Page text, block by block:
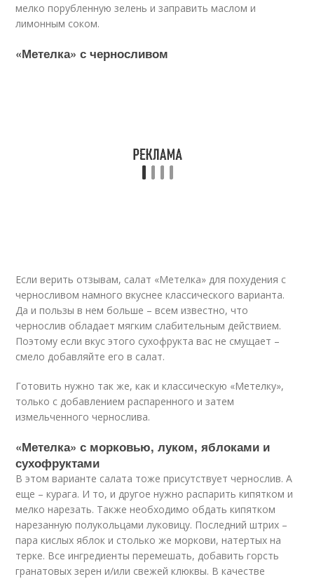
мелко порубленную зелень и заправить маслом и
лимонным соком.
«Метелка» с черносливом
Если верить отзывам, салат «Метелка» для похудения с
черносливом намного вкуснее классического варианта.
Да и пользы в нем больше – всем известно, что
чернослив обладает мягким слабительным действием.
Поэтому если вкус этого сухофрукта вас не смущает –
смело добавляйте его в салат.
Готовить нужно так же, как и классическую «Метелку»,
только с добавлением распаренного и затем
измельченного чернослива.
«Метелка» с морковью, луком, яблоками и
сухофруктами
В этом варианте салата тоже присутствует чернослив. А
еще – курага. И то, и другое нужно распарить кипятком и
мелко нарезать. Также необходимо обдать кипятком
нарезанную полукольцами луковицу. Последний штрих –
пара кислых яблок и столько же моркови, натертых на
терке. Все ингредиенты перемешать, добавить горсть
гранатовых зерен и/или свежей клюквы. В качестве